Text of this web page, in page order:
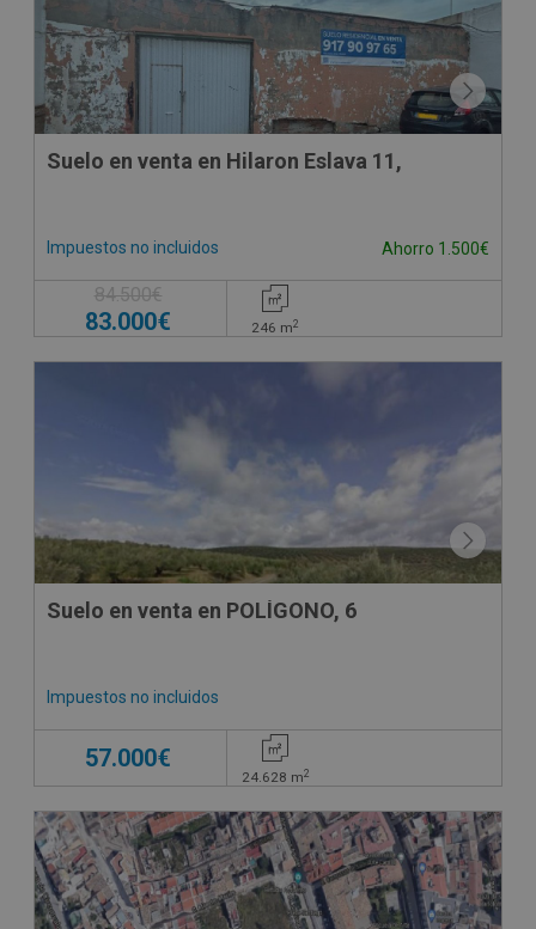
Suelo en venta en Hilaron Eslava 11,
Impuestos no incluidos Ahorro 1.500€
84.500€
83.000€ 246 m2
Suelo en venta en POLÍGONO, 6
Impuestos no incluidos
57.000€
24.628 m2